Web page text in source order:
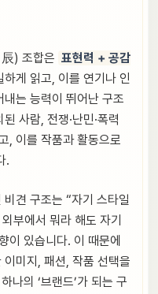
) 조합은 표현력 + 공감
게 읽고, 이를 연기나 인
는 능력이 뛰어난 구조
사람, 전쟁·난민·폭력
, 이를 작품과 활동으로
.
견 구조는 “자기 스타일
부에서 뭐라 해도 자기
이 있습니다. 이 때문에
미지, 패션, 작품 선택을
나의 ‘브랜드’가 되는 구